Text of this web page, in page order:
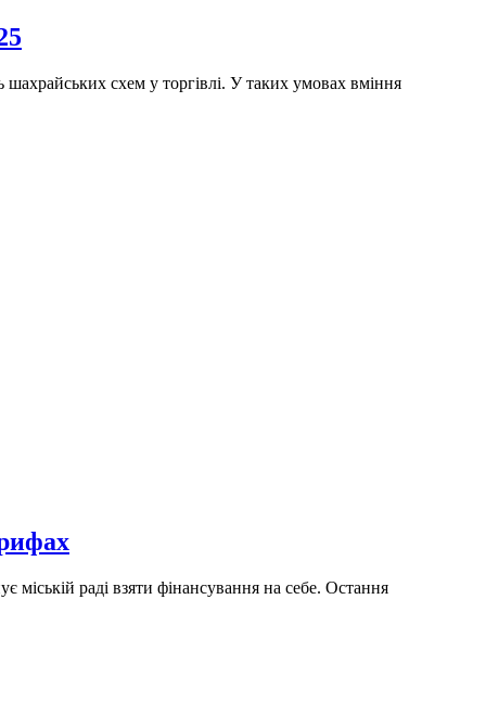
шахрайських схем у торгівлі. У таких умовах вміння
раді взяти фінансування на себе. Остання